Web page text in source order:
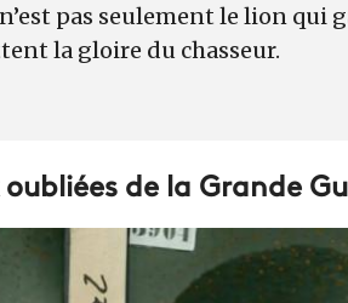
n’est pas seulement le lion qui
la gloire du chasseur.
de la Grande